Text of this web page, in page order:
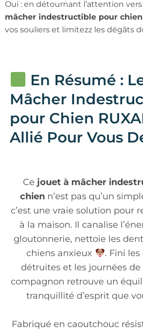
Oui : en détournant l’attention vers
mâcher indestructible pour chien
vos souliers et limitezz les dégâts
En Résumé :
Mâcher
pour Chien
Allié Pour Vous
Ce jouet à mâcher
chienn’est pas qu’un
c’est une vraie solution pour
à la maison. Il canalise
gloutonnerie, nettoie les
chiens anxieux
. Fini
détruites et les journées de
compagnon retrouve un
tranquillité d’esprit que
Fabriqué en caoutchouc